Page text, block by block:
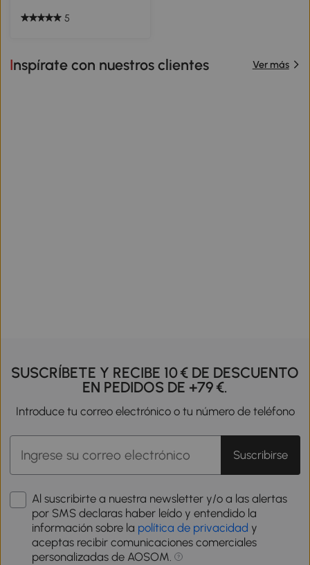
5
Inspírate con nuestros clientes Ver más
SUSCRÍBETE Y RECIBE 10 € DE DESCUENTO
EN PEDIDOS DE +79 €.
Introduce tu correo electrónico o tu número de teléfono
Suscribirse
Al suscribirte a nuestra newsletter y/o a las alertas
por SMS declaras haber leído y entendido la
información sobre la política de privacidad y
aceptas recibir comunicaciones comerciales
personalizadas de AOSOM.